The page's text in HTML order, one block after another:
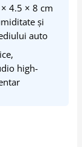
4.5 × 8 cm
și
auto
high-